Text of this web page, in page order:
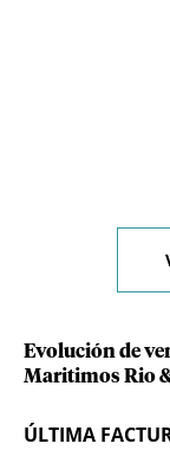
Evolución de
Maritimos Rio &
ÚLTIMA